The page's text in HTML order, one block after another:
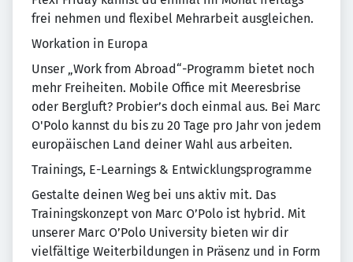
frei nehmen und flexibel Mehrarbeit ausgleichen.
Workation in Europa
Unser „Work from Abroad“-Programm bietet noch
mehr Freiheiten. Mobile Office mit Meeresbrise
oder Bergluft? Probier’s doch einmal aus. Bei Marc
O'Polo kannst du bis zu 20 Tage pro Jahr von jedem
europäischen Land deiner Wahl aus arbeiten.
Trainings, E-Learnings & Entwicklungsprogramme
Gestalte deinen Weg bei uns aktiv mit. Das
Trainingskonzept von Marc O’Polo ist hybrid. Mit
unserer Marc O’Polo University bieten wir dir
vielfältige Weiterbildungen in Präsenz und in Form